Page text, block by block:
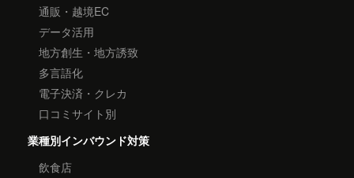
通販・越境EC
データ活用
地方創生・地方誘致
多言語化
電子決済・クレカ
口コミサイト別
業種別インバウンド対策
飲食店